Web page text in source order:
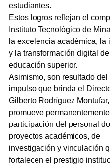
estudiantes.
Estos logros reflejan el
Instituto Tecnológico de
la excelencia académica, la
y la transformación digital
educación superior.
Asimismo, son resultado
impulso que brinda el
Gilberto Rodríguez
promueve
participación del personal
proyectos académicos, de
investigación y vinculación
fortalecen el prestigio